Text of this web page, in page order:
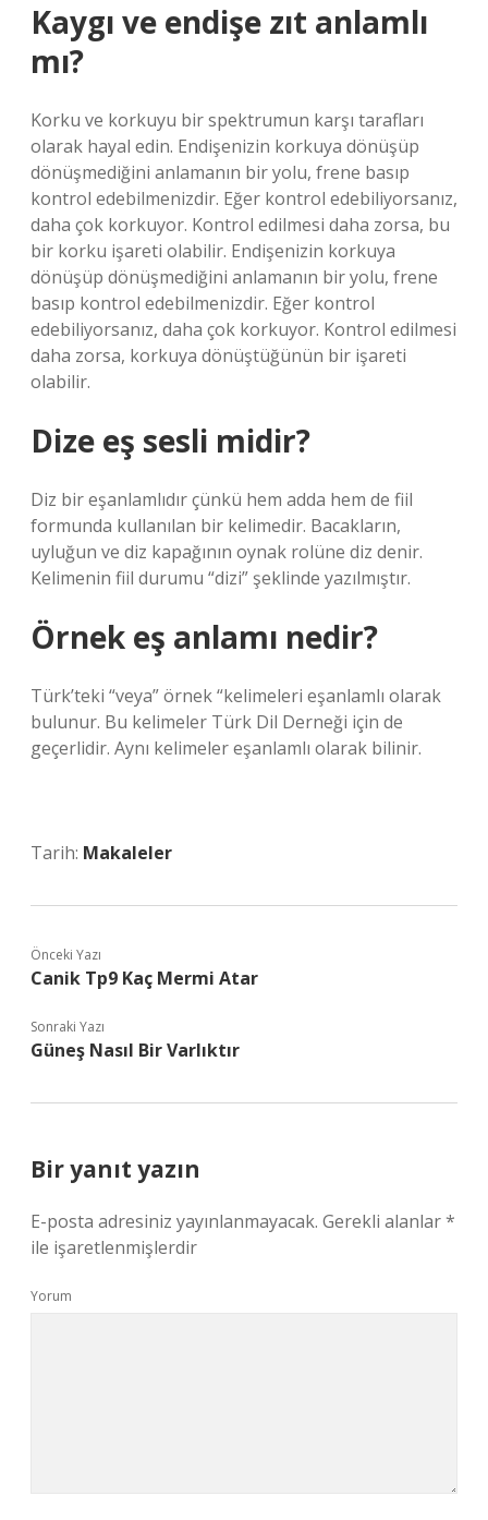
Kaygı ve endişe zıt anlamlı
mı?
Korku ve korkuyu bir spektrumun karşı tarafları
olarak hayal edin. Endişenizin korkuya dönüşüp
dönüşmediğini anlamanın bir yolu, frene basıp
kontrol edebilmenizdir. Eğer kontrol edebiliyorsanız,
daha çok korkuyor. Kontrol edilmesi daha zorsa, bu
bir korku işareti olabilir. Endişenizin korkuya
dönüşüp dönüşmediğini anlamanın bir yolu, frene
basıp kontrol edebilmenizdir. Eğer kontrol
edebiliyorsanız, daha çok korkuyor. Kontrol edilmesi
daha zorsa, korkuya dönüştüğünün bir işareti
olabilir.
Dize eş sesli midir?
Diz bir eşanlamlıdır çünkü hem adda hem de fiil
formunda kullanılan bir kelimedir. Bacakların,
uyluğun ve diz kapağının oynak rolüne diz denir.
Kelimenin fiil durumu “dizi” şeklinde yazılmıştır.
Örnek eş anlamı nedir?
Türk’teki “veya” örnek “kelimeleri eşanlamlı olarak
bulunur. Bu kelimeler Türk Dil Derneği için de
geçerlidir. Aynı kelimeler eşanlamlı olarak bilinir.
Tarih: Makaleler
Önceki Yazı
Canik Tp9 Kaç Mermi Atar
Sonraki Yazı
Güneş Nasıl Bir Varlıktır
Bir yanıt yazın
E-posta adresiniz yayınlanmayacak. Gerekli alanlar*
ile işaretlenmişlerdir
Yorum